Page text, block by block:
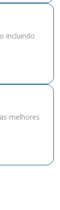
incluindo
melhores